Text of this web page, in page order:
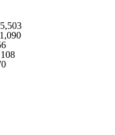
5,503
1,090
108